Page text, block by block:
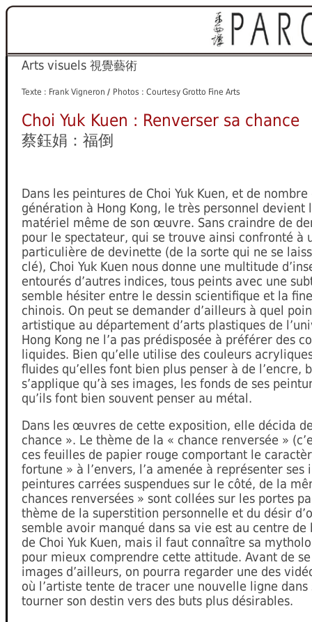
Arts visuels 視覺藝術
Texte : Frank Vigneron / Photos : Courtesy Grotto Fine Arts
Choi Yuk Kuen : Renverser sa chance
蔡鈺娟：福倒
Dans les peintures de Choi Yuk Kuen, et de nombre
génération à Hong Kong, le très personnel devient
matériel même de son œuvre. Sans craindre de
pour le spectateur, qui se trouve ainsi confronté à
particulière de devinette (de la sorte qui ne se
clé), Choi Yuk Kuen nous donne une multitude
entourés d’autres indices, tous peints avec une
semble hésiter entre le dessin scientifique et la
chinois. On peut se demander d’ailleurs à quel
artistique au département d’arts plastiques de
Hong Kong ne l’a pas prédisposée à préférer des
liquides. Bien qu’elle utilise des couleurs
fluides qu’elles font bien plus penser à de l’encre,
s’applique qu’à ses images, les fonds de ses
qu’ils font bien souvent penser au métal.
Dans les œuvres de cette exposition, elle décida
chance ». Le thème de la « chance renversée »
ces feuilles de papier rouge comportant le
fortune » à l’envers, l’a amenée à représenter ses
peintures carrées suspendues sur le côté, de la
chances renversées » sont collées sur les portes
thème de la superstition personnelle et du désir
semble avoir manqué dans sa vie est au centre de
de Choi Yuk Kuen, mais il faut connaître sa
pour mieux comprendre cette attitude. Avant de
images d’ailleurs, on pourra regarder une des
où l’artiste tente de tracer une nouvelle ligne dans
tourner son destin vers des buts plus désirables.